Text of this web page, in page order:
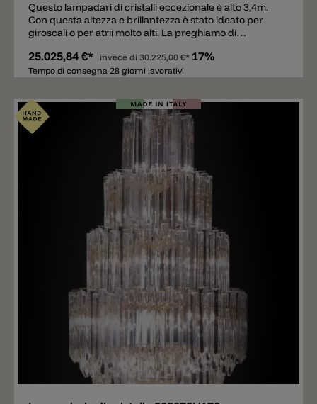
Questo lampadari di cristalli eccezionale è alto 3,4m.
Con questa altezza e brillantezza è stato ideato per
giroscali o per atrii molto alti. La preghiamo di
variano molto dal tipo di vetro scelto.
25.025,84 €* invece di 30.225,00 €* 17%
Tempo di consegna 28 giorni lavorativi
Aggiungere